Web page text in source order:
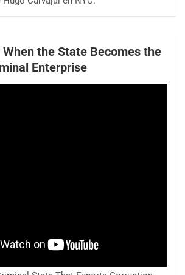
the State Becomes the
Enterprise